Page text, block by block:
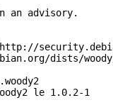
an advisory.
dists/
le 1.0.2-1